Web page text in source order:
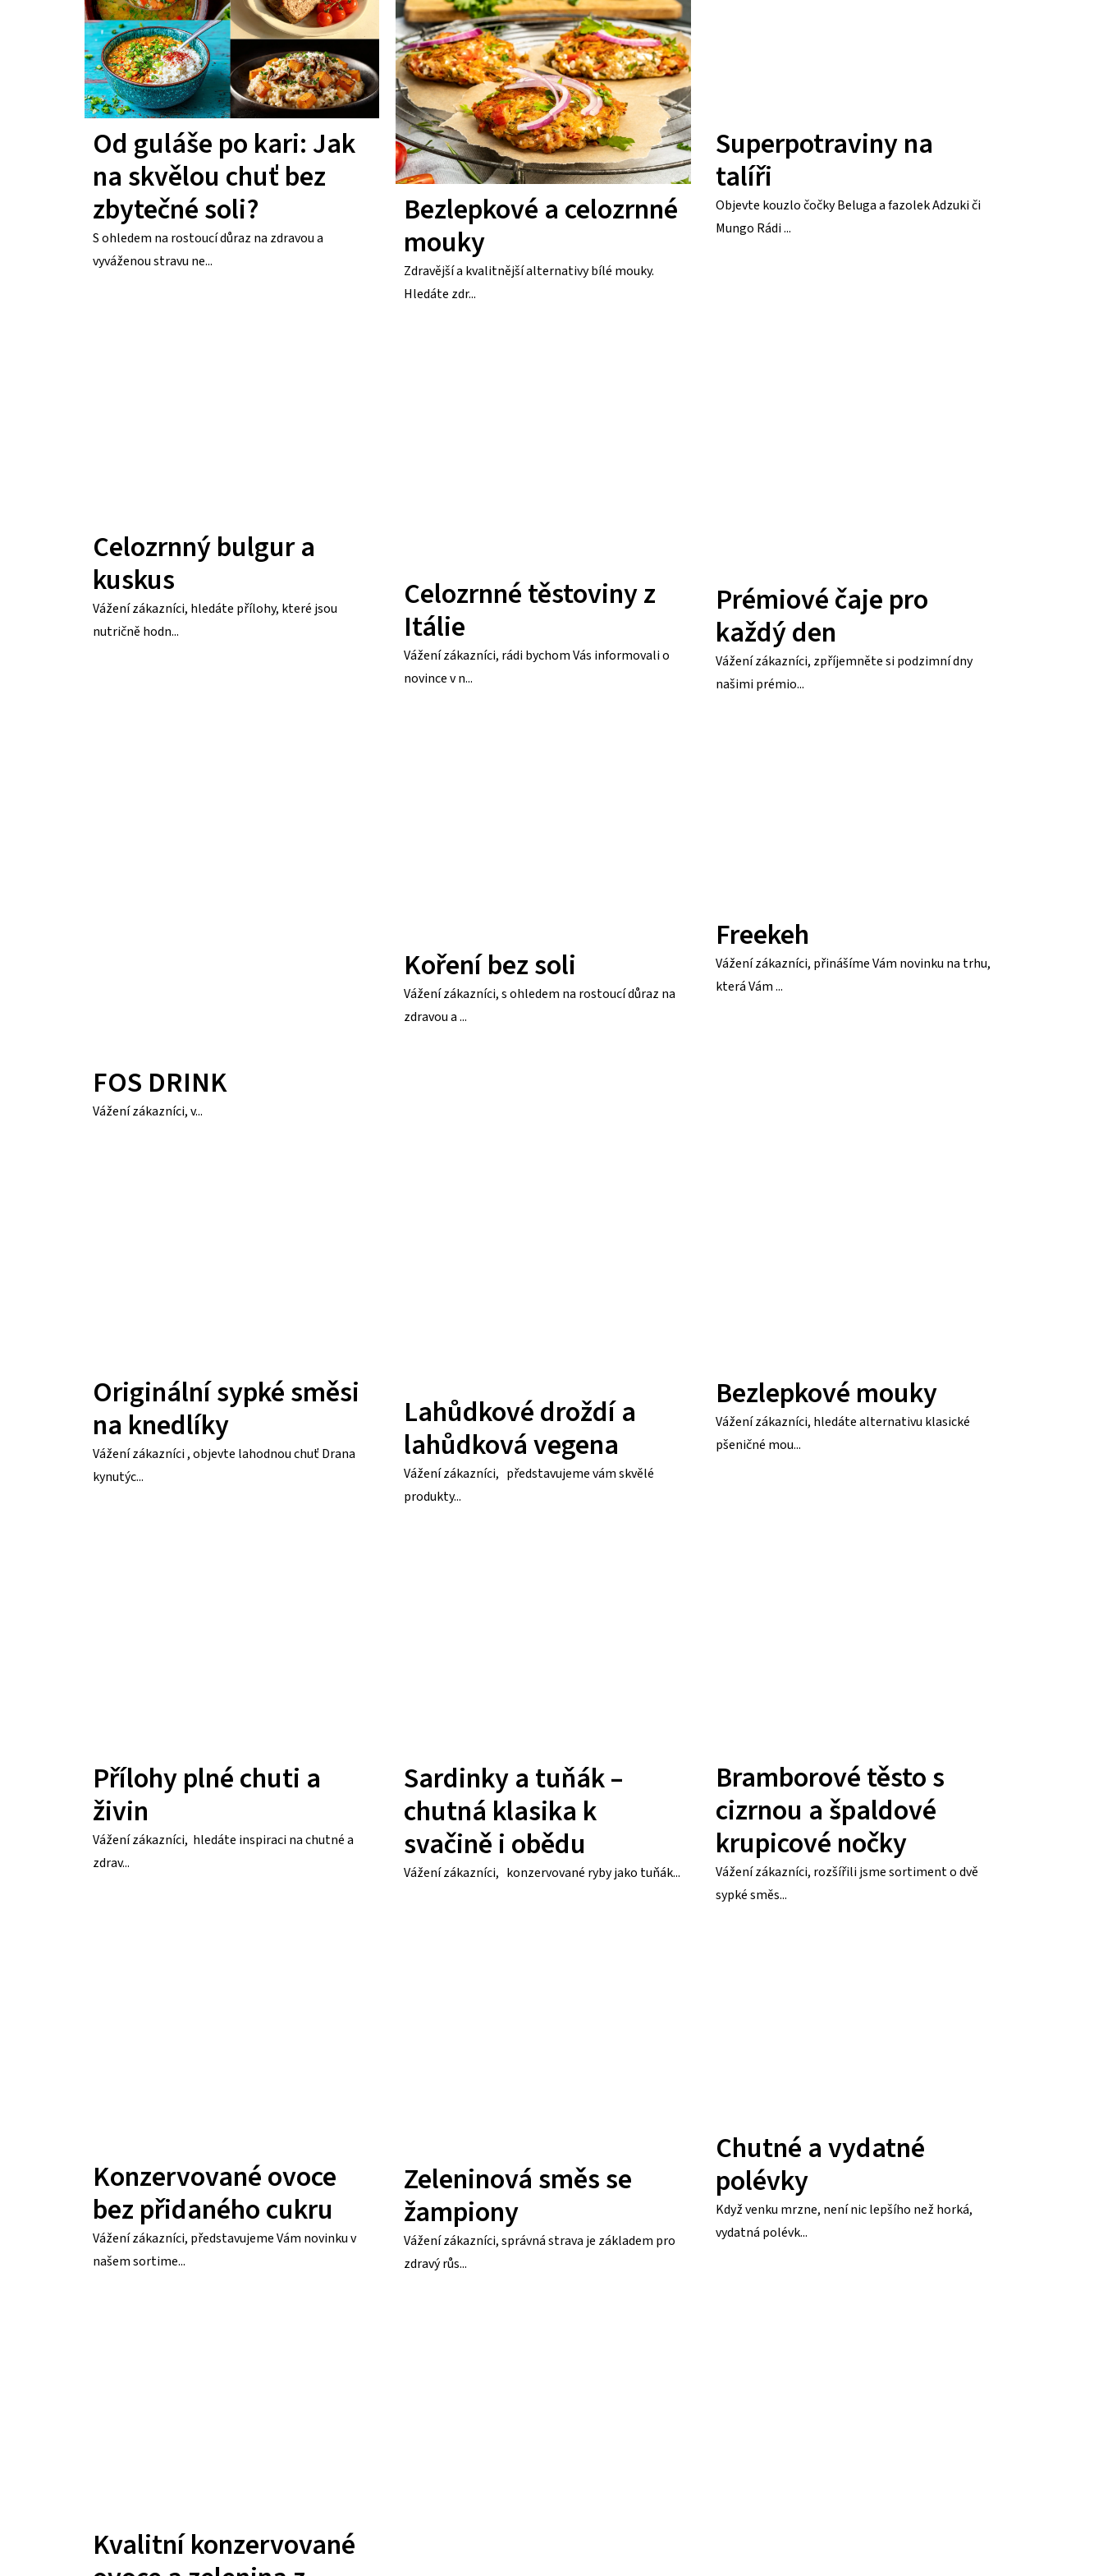
p
i
s
č
á
n
k
Od guláše po kari: Jak
na skvělou chuť bez
zbytečné soli?
S ohledem na rostoucí důraz na zdravou a
vyváženou stravu ne...
Bezlepkové a celozrnné
mouky
Zdravější a kvalitnější alternativy bílé mouky.
Hledáte zdr...
Superpotraviny na
talíři
Objevte kouzlo čočky Beluga a fazolek Adzuki či
Mungo Rádi ...
Celozrnný bulgur a
kuskus
Vážení zákazníci, hledáte přílohy, které jsou
nutričně hodn...
Celozrnné těstoviny z
Itálie
Vážení zákazníci, rádi bychom Vás informovali o
novince v n...
Prémiové čaje pro
každý den
Vážení zákazníci, zpříjemněte si podzimní dny
našimi prémio...
FOS DRINK
Vážení zákazníci, v...
Koření bez soli
Vážení zákazníci, s ohledem na rostoucí důraz na
zdravou a ...
Freekeh
Vážení zákazníci, přinášíme Vám novinku na trhu,
která Vám ...
Originální sypké směsi
na knedlíky
Vážení zákazníci , objevte lahodnou chuť Drana
kynutýc...
Lahůdkové droždí a
lahůdková vegena
Vážení zákazníci, představujeme vám skvělé
produkty...
Bezlepkové mouky
Vážení zákazníci, hledáte alternativu klasické
pšeničné mou...
Přílohy plné chuti a
živin
Vážení zákazníci, hledáte inspiraci na chutné a
zdrav...
Sardinky a tuňák –
chutná klasika k
svačině i obědu
Vážení zákazníci, konzervované ryby jako tuňák...
Bramborové těsto s
cizrnou a špaldové
krupicové nočky
Vážení zákazníci, rozšířili jsme sortiment o dvě
sypké směs...
Konzervované ovoce
bez přidaného cukru
Vážení zákazníci, představujeme Vám novinku v
našem sortime...
Zeleninová směs se
žampiony
Vážení zákazníci, správná strava je základem pro
zdravý růs...
Chutné a vydatné
polévky
Když venku mrzne, není nic lepšího než horká,
vydatná polévk...
Kvalitní konzervované